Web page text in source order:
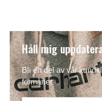
Håll mig
Bli en del av vår
förmåner